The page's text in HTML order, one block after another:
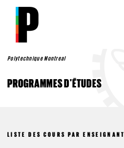
Aller au contenu principal
Polytechnique Montreal
PROGRAMMES D'ÉTUDES
LISTE DES COURS PAR ENSEIGNANT